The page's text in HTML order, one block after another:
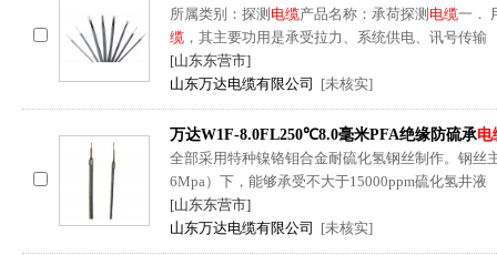
所属类别：探测 电缆产品名称：承荷探测 电缆一．
缆 ，其主要功用是承受拉力、系统供电、讯号传输
[山东东营市]
山东万达电缆有限公司
[未核实]
万达W1F-8.0FL250℃8.0毫米PFA绝缘防硫承电
全部采用特种镍铬钼合金耐硫化氢钢丝制作。钢丝
6Mpa）下，能够承受不大于15000ppm硫化氢井液
[山东东营市]
山东万达电缆有限公司
[未核实]